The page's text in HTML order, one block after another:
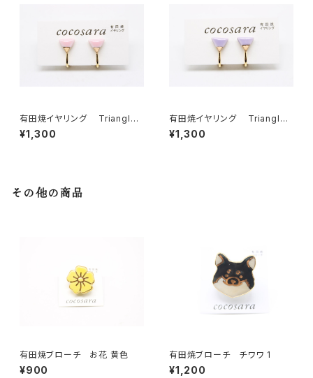
有田焼イヤリング Triangle
（2トーン）4
¥1,300
有田焼イヤリング Triangle
（2トーン）3
¥1,300
その他の商品
有田焼ブローチ お花 黄色
¥900
有田焼ブローチ チワワ 1
¥1,200